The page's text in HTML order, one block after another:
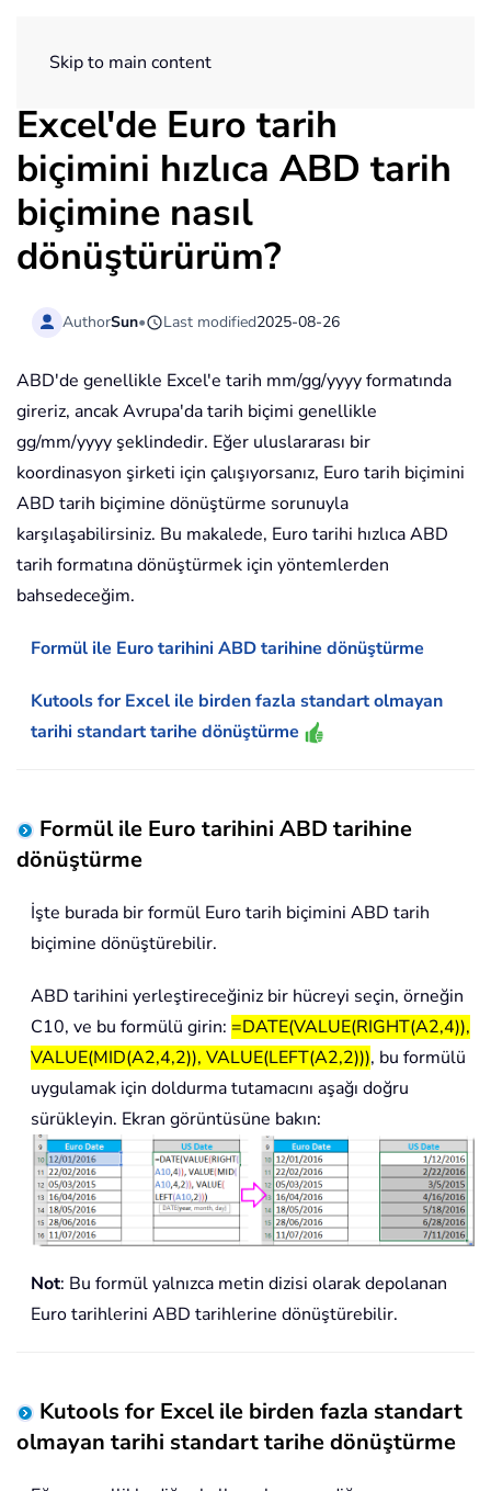
Skip to main content
Excel'de Euro tarih
biçimini hızlıca ABD tarih
biçimine nasıl
dönüştürürüm?
AuthorSun• Last modified2025-08-26
ABD'de genellikle Excel'e tarih mm/gg/yyyy formatında
gireriz, ancak Avrupa'da tarih biçimi genellikle
gg/mm/yyyy şeklindedir. Eğer uluslararası bir
koordinasyon şirketi için çalışıyorsanız, Euro tarih biçimini
ABD tarih biçimine dönüştürme sorunuyla
karşılaşabilirsiniz. Bu makalede, Euro tarihi hızlıca ABD
tarih formatına dönüştürmek için yöntemlerden
bahsedeceğim.
Formül ile Euro tarihini ABD tarihine dönüştürme
Kutools for Excel ile birden fazla standart olmayan
tarihi standart tarihe dönüştürme
Formül ile Euro tarihini ABD tarihine
dönüştürme
İşte burada bir formül Euro tarih biçimini ABD tarih
biçimine dönüştürebilir.
ABD tarihini yerleştireceğiniz bir hücreyi seçin, örneğin
C10, ve bu formülü girin: =DATE(VALUE(RIGHT(A2,4)),
VALUE(MID(A2,4,2)), VALUE(LEFT(A2,2))), bu formülü
uygulamak için doldurma tutamacını aşağı doğru
sürükleyin. Ekran görüntüsüne bakın:
Not: Bu formül yalnızca metin dizisi olarak depolanan
Euro tarihlerini ABD tarihlerine dönüştürebilir.
Kutools for Excel ile birden fazla standart
olmayan tarihi standart tarihe dönüştürme